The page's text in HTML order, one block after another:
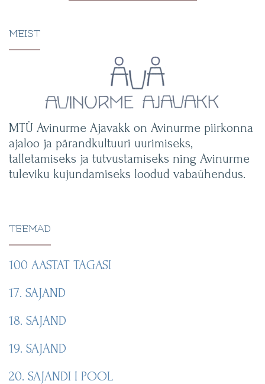
MEIST
MTÜ Avinurme Ajavakk on Avinurme piirkonna
ajaloo ja pärandkultuuri uurimiseks,
talletamiseks ja tutvustamiseks ning Avinurme
tuleviku kujundamiseks loodud vabaühendus.
TEEMAD
100 AASTAT TAGASI
17. SAJAND
18. SAJAND
19. SAJAND
20. SAJANDI I POOL